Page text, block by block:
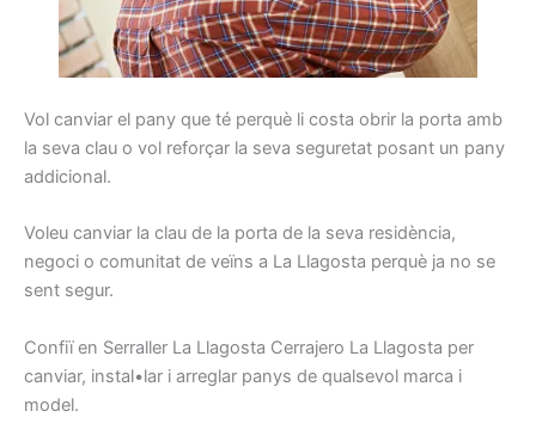
Vol canviar el pany que té perquè li costa obrir la porta amb
la seva clau o vol reforçar la seva seguretat posant un pany
addicional.
Voleu canviar la clau de la porta de la seva residència,
negoci o comunitat de veïns a La Llagosta perquè ja no se
sent segur.
Confiï en Serraller La Llagosta Cerrajero La Llagosta per
canviar, instal•lar i arreglar panys de qualsevol marca i
model.